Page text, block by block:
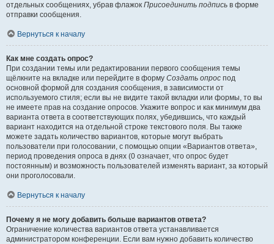
отдельных сообщениях, убрав флажок Присоединить подпись в форме
отправки сообщения.
Вернуться к началу
Как мне создать опрос?
При создании темы или редактировании первого сообщения темы
щёлкните на вкладке или перейдите в форму Создать опрос под
основной формой для создания сообщения, в зависимости от
используемого стиля; если вы не видите такой вкладки или формы, то вы
не имеете прав на создание опросов. Укажите вопрос и как минимум два
варианта ответа в соответствующих полях, убедившись, что каждый
вариант находится на отдельной строке текстового поля. Вы также
можете задать количество вариантов, которые могут выбрать
пользователи при голосовании, с помощью опции «Вариантов ответа»,
период проведения опроса в днях (0 означает, что опрос будет
постоянным) и возможность пользователей изменять вариант, за который
они проголосовали.
Вернуться к началу
Почему я не могу добавить больше вариантов ответа?
Ограничение количества вариантов ответа устанавливается
администратором конференции. Если вам нужно добавить количество